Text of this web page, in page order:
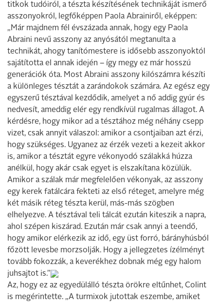
titkok tudóiról, a tészta készítésének technikáját ismerő
asszonyokról, legfőképpen Paola Abrainiről, eképpen:
„Már majdnem fél évszázada annak, hogy egy Paola
Abraini nevű asszony az anyósától megtanulta a
technikát, ahogy tanítómestere is idősebb asszonyoktól
sajátította el annak idején – így megy ez már hosszú
generációk óta. Most Abraini asszony kilószámra készíti
a különleges tésztát a zarándokok számára. Az egész egy
egyszerű tésztával kezdődik, amelyet a nő addig gyúr és
nedvesít, ameddig elér egy rendkívül rugalmas állagot. A
kérdésre, hogy mikor ad a tésztához még néhány csepp
vizet, csak annyit válaszol: amikor a csontjaiban azt érzi,
hogy szükséges. Ugyanez az érzék vezeti a kezeit akkor
is, amikor a tésztát egyre vékonyodó szálakká húzza
anélkül, hogy akár csak egyet is elszakítana közülük.
Amikor a szálak már megfelelően vékonyak, az asszony
egy kerek fatálcára fekteti az első réteget, amelyre még
két másik réteg tészta kerül, más-más szögben
elhelyezve. A tésztával teli tálcát ezután kiteszik a napra,
ahol szépen kiszárad. Ezután már csak annyi a teendő,
hogy amikor elérkezik az idő, egy üst forró, bárányhúsból
főzött levesbe morzsolják. Hogy a jellegzetes ízélményt
tovább fokozzák, a keverékhez dobnak még egy halom
juhsajtot is.”
Az, hogy ez az egyedülálló tészta örökre eltűnhet, Colint
is megérintette. „A turmixok jutottak eszembe, amiket